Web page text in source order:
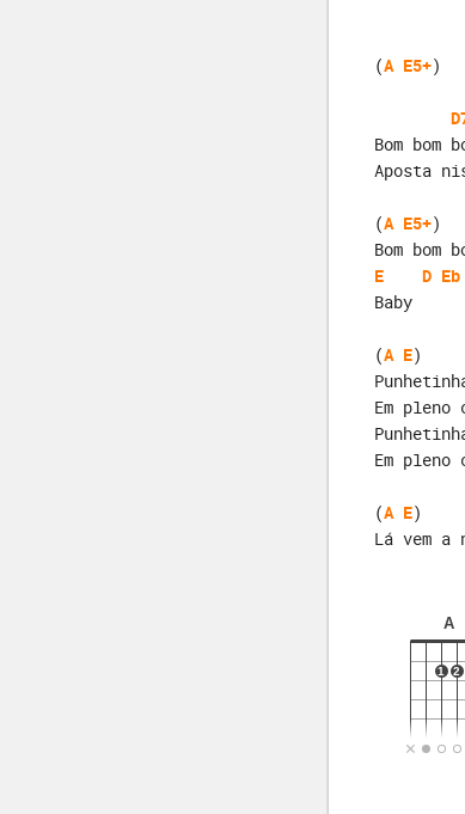
(A E5+
Bom bom
Aposta
(A E5+
Bom
E
D Eb
Baby
(A E)
Em pleno
Em pleno
(A E)
Lá vem a
A
1 2